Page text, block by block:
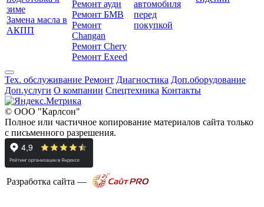
зиме
Замена масла в
АКПП
Ремонт ауди
Ремонт БМВ
Ремонт
Changan
Ремонт Chery
Ремонт Exeed
автомобиля
перед
покупкой
Тех. обслуживание Ремонт Диагностика Доп.оборудование
Доп.услуги О компании Спецтехника Контакты
© ООО "Карлсон"
Полное или частичное копирование материалов сайта только
с письменного разрешения.
Разработка сайта —